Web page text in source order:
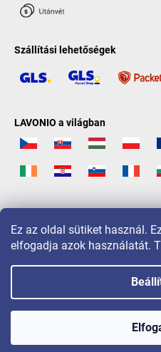
Ez az oldal sütiket használ.
elfogadja azok használatát.
Szállítási lehetőségek
LAVONIO a világban
Copyright 2026